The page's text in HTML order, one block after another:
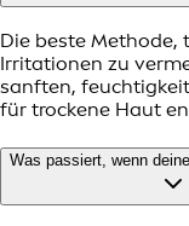
Die beste Methode,
Irritationen zu
sanften,
für trockene Haut
Was passiert, wenn